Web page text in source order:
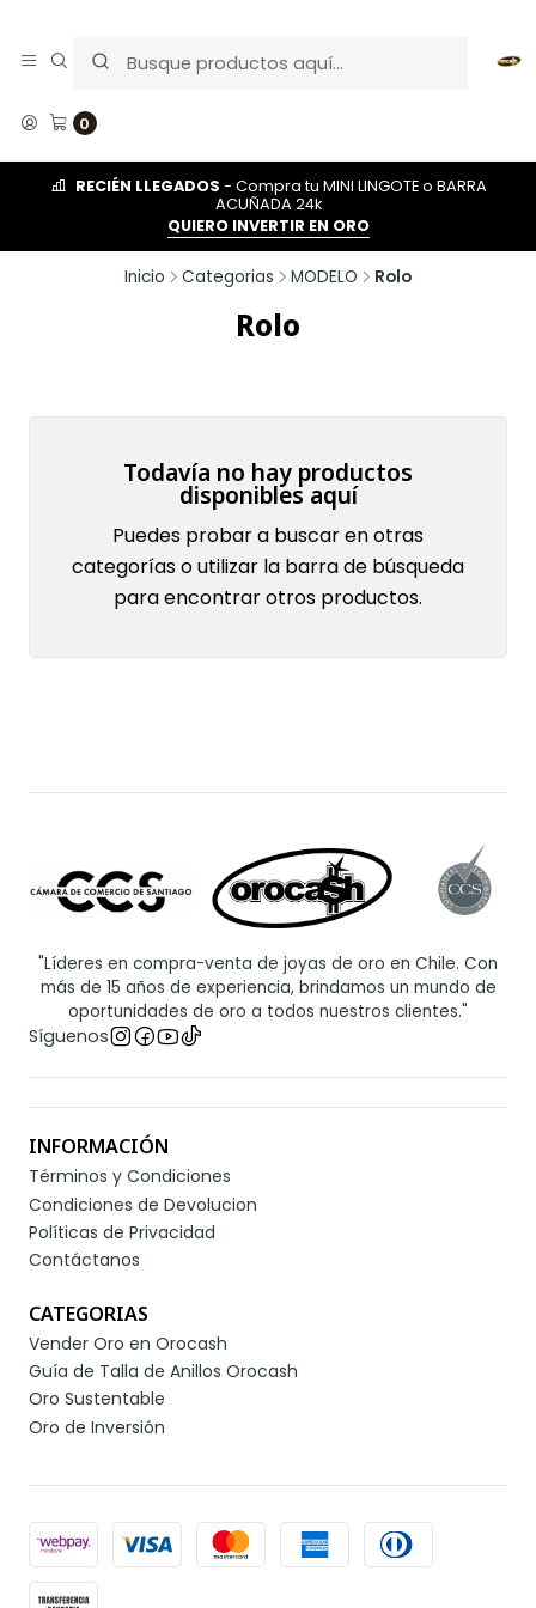
0
RECIÉN LLEGADOS - Compra tu MINI LINGOTE o BARRA
ACUÑADA 24k
QUIERO INVERTIR EN ORO
Inicio Categorias MODELO Rolo
Rolo
Todavía no hay productos
disponibles aquí
Puedes probar a buscar en otras
categorías o utilizar la barra de búsqueda
para encontrar otros productos.
"Líderes en compra-venta de joyas de oro en Chile. Con
más de 15 años de experiencia, brindamos un mundo de
oportunidades de oro a todos nuestros clientes."
Síguenos
INFORMACIÓN
Términos y Condiciones
Condiciones de Devolucion
Políticas de Privacidad
Contáctanos
CATEGORIAS
Vender Oro en Orocash
Guía de Talla de Anillos Orocash
Oro Sustentable
Oro de Inversión